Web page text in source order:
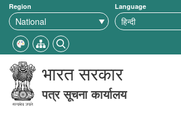
Region Language
भारत सरकार
पत्र सूचना कार्यालय